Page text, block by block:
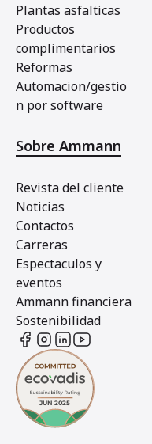
Plantas asfalticas
Productos
complimentarios
Reformas
Automacion/gestio
n por software
Sobre Ammann
Revista del cliente
Noticias
Contactos
Carreras
Espectaculos y
eventos
Ammann financiera
Sostenibilidad